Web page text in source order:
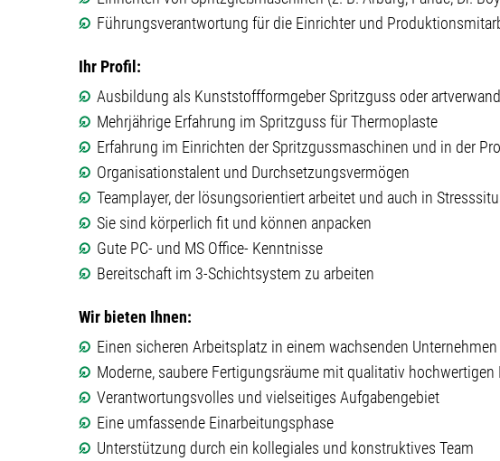
Führungsverantwortung für die Einrichter und
Ihr Profil:
Ausbildung als Kunststoffformgeber Spritzguss oder
Mehrjährige Erfahrung im Spritzguss für Thermoplaste
Erfahrung im Einrichten der Spritzgussmaschinen und in der
Organisationstalent und Durchsetzungsvermögen
Teamplayer, der lösungsorientiert arbeitet und auch in
Sie sind körperlich fit und können anpacken
Gute PC- und MS Office- Kenntnisse
Bereitschaft im 3-Schichtsystem zu arbeiten
Wir bieten Ihnen:
Einen sicheren Arbeitsplatz in einem wachsenden Unternehmen
Moderne, saubere Fertigungsräume mit qualitativ hochwertigen
Verantwortungsvolles und vielseitiges Aufgabengebiet
Eine umfassende Einarbeitungsphase
Unterstützung durch ein kollegiales und konstruktives Team